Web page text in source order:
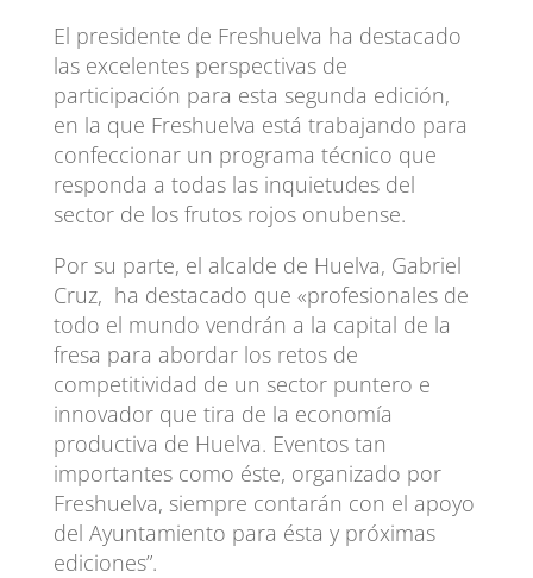
El presidente de Freshuelva ha destacado
las excelentes perspectivas de
participación para esta segunda edición,
en la que Freshuelva está trabajando para
confeccionar un programa técnico que
responda a todas las inquietudes del
sector de los frutos rojos onubense.
Por su parte, el alcalde de Huelva, Gabriel
Cruz, ha destacado que «profesionales de
todo el mundo vendrán a la capital de la
fresa para abordar los retos de
competitividad de un sector puntero e
innovador que tira de la economía
productiva de Huelva. Eventos tan
importantes como éste, organizado por
Freshuelva, siempre contarán con el apoyo
del Ayuntamiento para ésta y próximas
ediciones”.